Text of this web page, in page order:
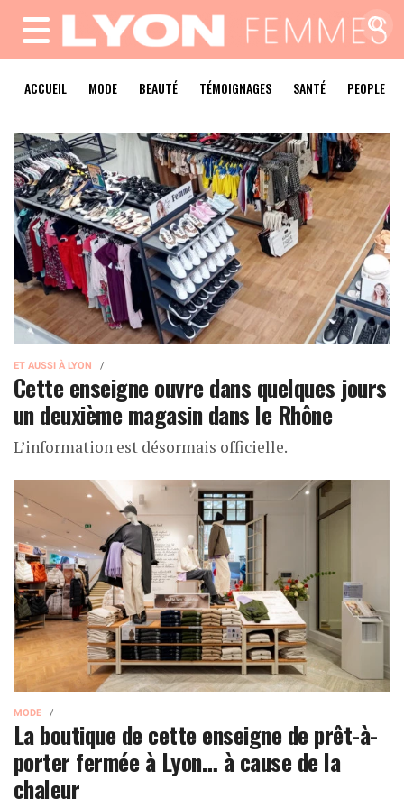
MENU
ACCUEIL MODE BEAUTÉ TÉMOIGNAGES SANTÉ PEOPLE
ET AUSSI À LYON
Cette enseigne ouvre dans quelques jours
un deuxième magasin dans le Rhône
L’information est désormais officielle.
MODE
La boutique de cette enseigne de prêt-à-
porter fermée à Lyon… à cause de la
chaleur